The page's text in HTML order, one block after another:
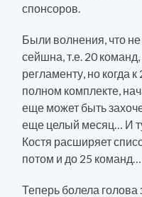
спонсоров.
Были волнения, что
сейшна, т.е. 20
регламенту, но когда
полном комплекте,
еще может быть
еще целый месяц… И
Костя расширяет
потом и до 25
Теперь болела голова